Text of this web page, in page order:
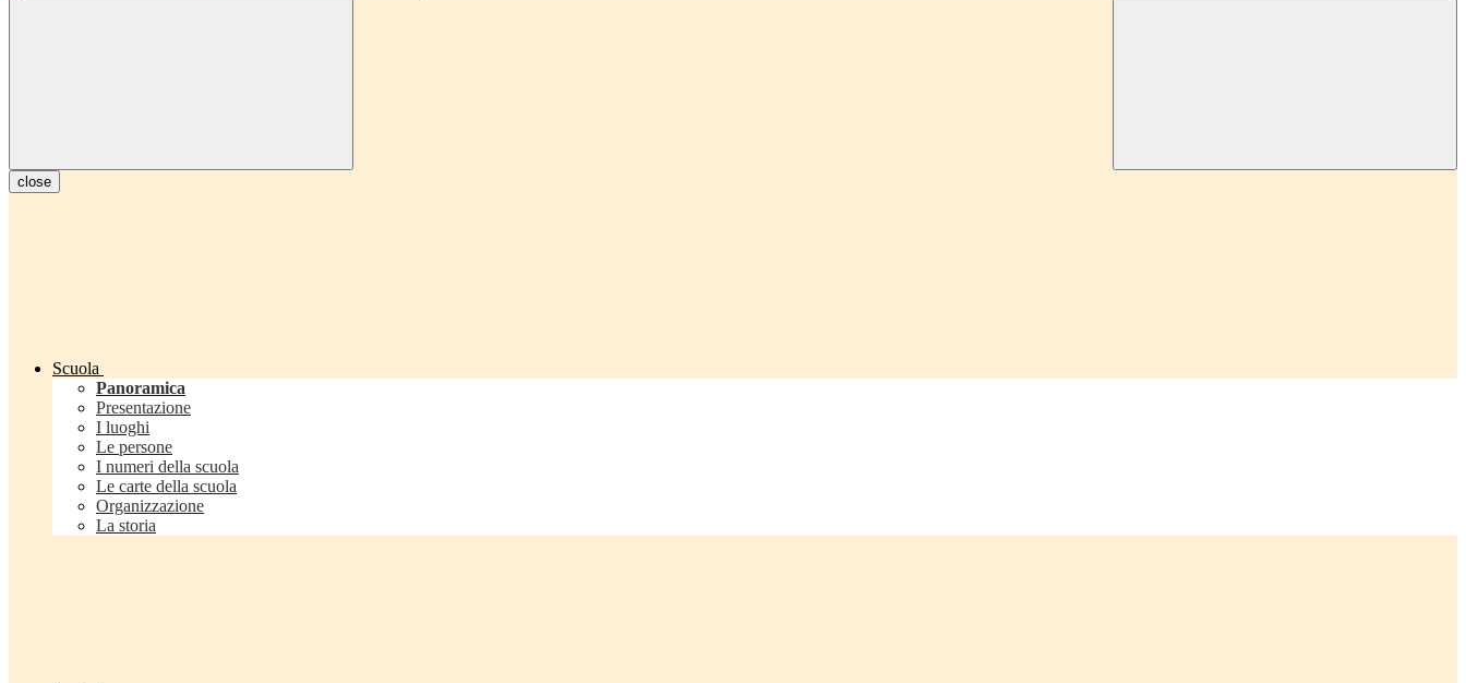
close
Scuola
Panoramica
Presentazione
I luoghi
Le persone
I numeri della scuola
Le carte della scuola
Organizzazione
La storia